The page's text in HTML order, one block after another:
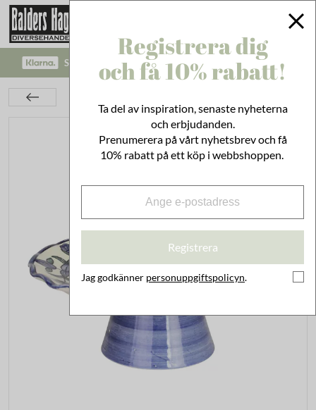
SÄKRA BETALNINGAR MED KLARNA CHECKOUT!
Registrera dig
och få 10% rabatt!
Ta del av inspiration, senaste nyheterna
och erbjudanden.
Prenumerera på vårt nyhetsbrev och få
10% rabatt på ett köp i webbshoppen.
Registrera
Jag godkänner personuppgiftspolicyn.